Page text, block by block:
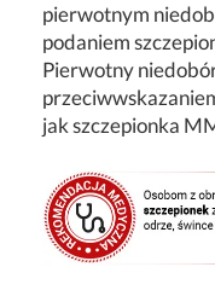
pierwotnym
podaniem
Pierwotny
jak szczepionka